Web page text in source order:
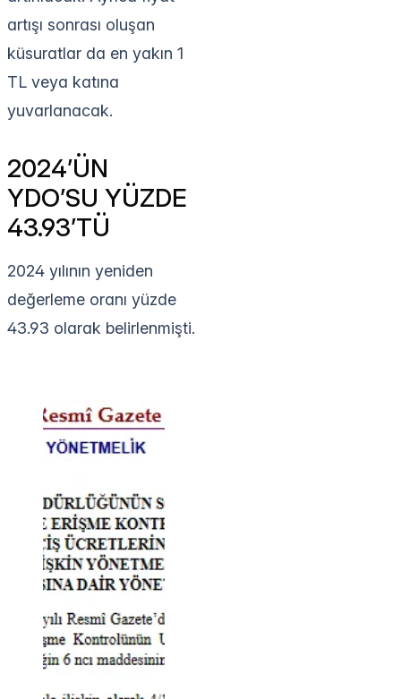
artışı sonrası oluşan
küsuratlar da en yakın 1
TL veya katına
yuvarlanacak.
2024’ÜN
YDO’SU YÜZDE
43.93’TÜ
2024 yılının yeniden
değerleme oranı yüzde
43.93 olarak belirlenmişti.